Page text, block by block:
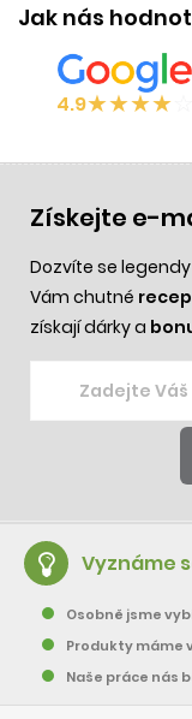
Jak nás
4.9★★★★
Získejte e-
Dozvíte se
Vám chutné
získají dárky a
Vyznáme
Osobně jsme
Produkty máme
Naše práce nás